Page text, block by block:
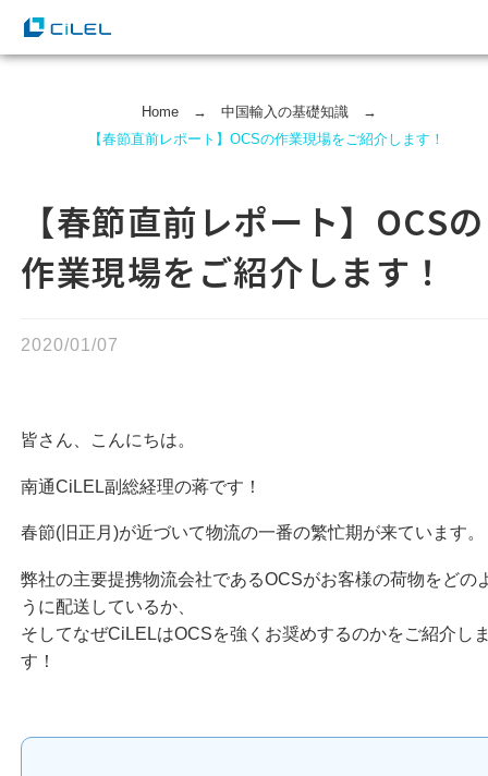
Home→ 中国輸⼊の基礎知識→
【春節直前レポート】OCSの作業現場をご紹介します！
【春節直前レポート】OCSの
作業現場をご紹介します！
2020/01/07
皆さん、こんにちは。
南通CiLEL副総経理の蒋です！
春節(旧正月)が近づいて物流の一番の繁忙期が来ています。
弊社の主要提携物流会社であるOCSがお客様の荷物をどの
うに配送しているか、
そしてなぜCiLELはOCSを強くお奨めするのかをご紹介し
す！